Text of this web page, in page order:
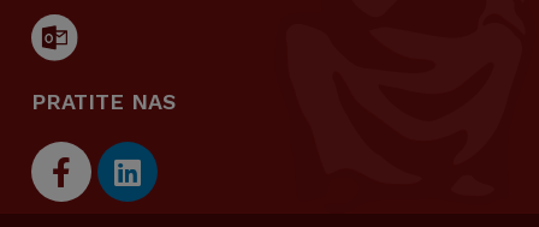
PRATITE NAS